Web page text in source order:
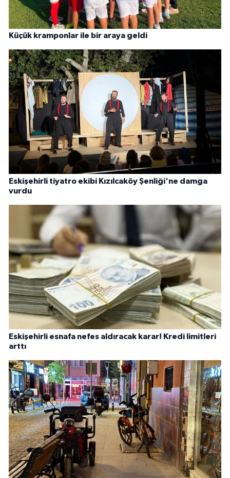
Küçük kramponlar ile bir araya geldi
Eskişehirli tiyatro ekibi Kızılcaköy Şenliği'ne damga
vurdu
Eskişehirli esnafa nefes aldıracak karar! Kredi limitleri
arttı